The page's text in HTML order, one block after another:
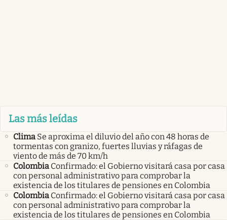
Las más leídas
Clima Se aproxima el diluvio del año con 48 horas de
tormentas con granizo, fuertes lluvias y ráfagas de
viento de más de 70 km/h
Colombia Confirmado: el Gobierno visitará casa por casa
con personal administrativo para comprobar la
existencia de los titulares de pensiones en Colombia
Colombia Confirmado: el Gobierno visitará casa por casa
con personal administrativo para comprobar la
existencia de los titulares de pensiones en Colombia